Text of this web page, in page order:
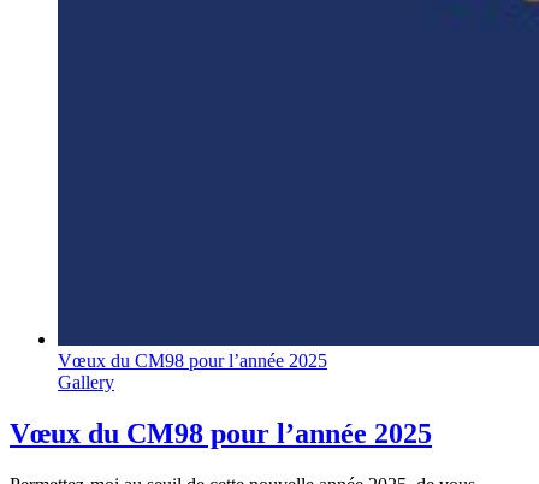
Vœux du CM98 pour l’année 2025
Gallery
Vœux du CM98 pour l’année 2025